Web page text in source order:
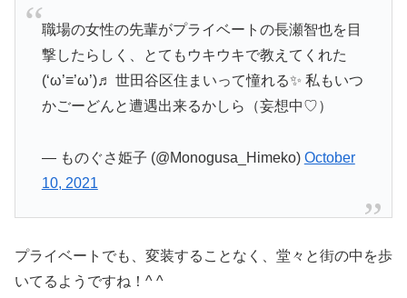
職場の女性の先輩がプライベートの長瀬智也を目
撃したらしく、とてもウキウキで教えてくれた
(‘ω’≡’ω’)♬︎ 世田谷区住まいって憧れる✨ 私もいつ
かごーどんと遭遇出来るかしら（妄想中♡）
— ものぐさ姫子 (@Monogusa_Himeko) October
10, 2021
プライベートでも、変装することなく、堂々と街の中を歩
いてるようですね！^ ^